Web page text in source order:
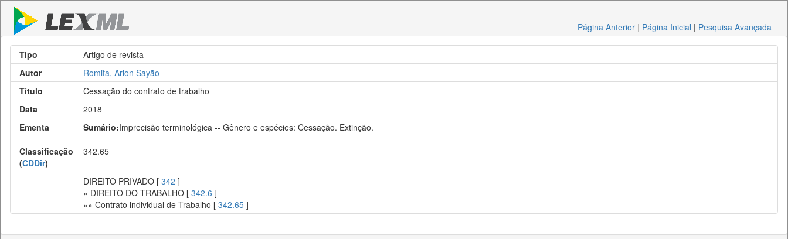
Página Anterior | Página Inicial | Pesquisa Avançada
Tipo
Artigo de revista
Autor
Romita, Arion Sayão
Título
Cessação do contrato de trabalho
Data
2018
Ementa
Sumário:Imprecisão terminológica -- Gênero e espécies: Cessação. Extinção.
Classificação
(CDDir)
342.65
DIREITO PRIVADO [ 342 ]
» DIREITO DO TRABALHO [ 342.6 ]
»» Contrato individual de Trabalho [ 342.65 ]